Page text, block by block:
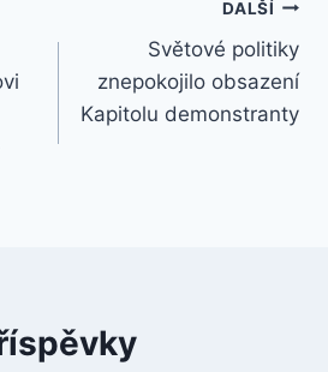
DALŠÍ
Světové politiky
znepokojilo obsazení
Kapitolu demonstranty